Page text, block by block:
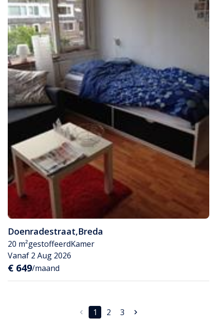
Doenradestraat,Breda
20 m²gestoffeerdKamer
Vanaf 2 Aug 2026
€ 649/maand
1 2 3